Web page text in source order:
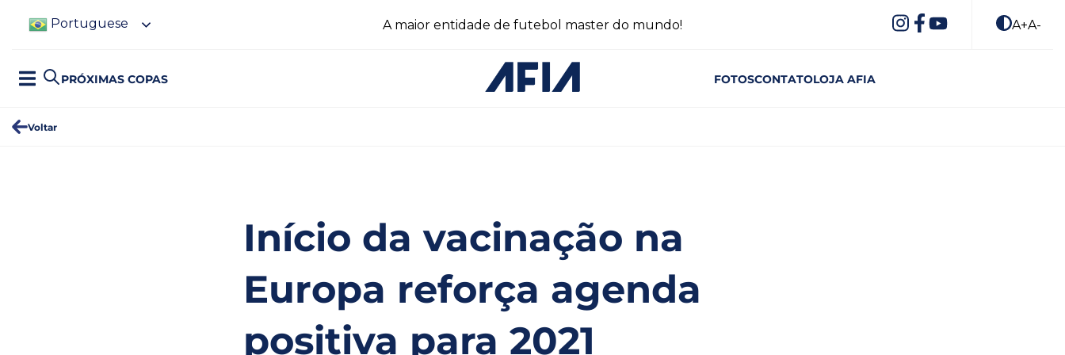
Portuguese A maior entidade de futebol master do mundo! A+A-
PRÓXIMAS COPAS FOTOSCONTATOLOJA AFIA
Voltar
Início da vacinação na
Europa reforça agenda
positiva para 2021